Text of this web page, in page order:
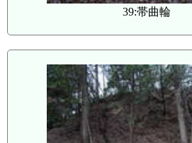
39:帯曲輪